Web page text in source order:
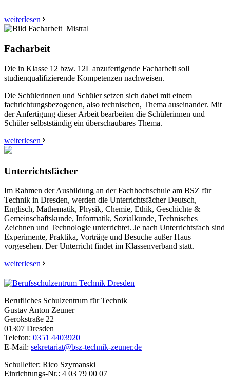
weiterlesen
Facharbeit
Die in Klasse 12 bzw. 12L anzufertigende Facharbeit soll
studienqualifizierende Kompetenzen nachweisen.
Die Schülerinnen und Schüler setzen sich dabei mit einem
fachrichtungsbezogenen, also technischen, Thema auseinander. Mit
der Anfertigung dieser Arbeit bearbeiten die Schülerinnen und
Schüler selbstständig ein überschaubares Thema.
weiterlesen
Unterrichtsfächer
Im Rahmen der Ausbildung an der Fachhochschule am BSZ für
Technik in Dresden, werden die Unterrichtsfächer Deutsch,
Englisch, Mathematik, Physik, Chemie, Ethik, Geschichte &
Gemeinschaftskunde, Informatik, Sozialkunde, Technisches
Zeichnen und Technologie unterrichtet. Je nach Unterrichtsfach sind
Experimente, Praktika, Vorträge und Besuche außer Haus
vorgesehen. Der Unterricht findet im Klassenverband statt.
weiterlesen
Berufliches Schulzentrum für Technik
Gustav Anton Zeuner
Gerokstraße 22
01307 Dresden
Telefon: 0351 4403920
E-Mail: sekretariat@bsz-technik-zeuner.de
Schulleiter: Rico Szymanski
Einrichtungs-Nr.: 4 03 79 00 07